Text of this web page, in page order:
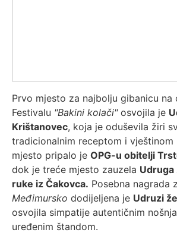
Prvo mjesto za najbolju gibanicu na
Festivalu "Bakini kolači"osvojila je
Krištanovec, koja je oduševila žiri
tradicionalnim receptom i vještinom
mjesto pripalo je OPG-u obitelji
dok je treće mjesto zauzela Udruga
ruke iz Čakovca. Posebna nagrada
Međimursko dodijeljena je Udruzi
osvojila simpatije autentičnim
uređenim štandom.